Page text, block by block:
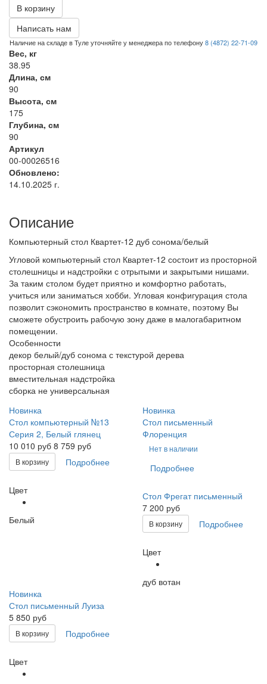
В корзину
Написать нам
Наличие на складе в Туле уточняйте у менеджера по телефону8 (4872) 22-71-09
Вес, кг
38.95
Длина, см
90
Высота, см
175
Глубина, см
90
Артикул
00-00026516
Обновлено:
14.10.2025 г.
Описание
Компьютерный стол Квартет-12 дуб сонома/белый
Угловой компьютерный стол Квартет-12 состоит из просторной
столешницы и надстройки с отрытыми и закрытыми нишами.
За таким столом будет приятно и комфортно работать,
учиться или заниматься хобби. Угловая конфигурация стола
позволит сэкономить пространство в комнате, поэтому Вы
сможете обустроить рабочую зону даже в малогабаритном
помещении.
Особенности
декор белый/дуб сонома с текстурой дерева
просторная столешница
вместительная надстройка
сборка не универсальная
Новинка
Стол компьютерный №13
Серия 2, Белый глянец
10 010 руб 8 759 руб
В корзину Подробнее
Цвет
Белый
Новинка
Стол письменный
Флоренция
Нет в наличии
Подробнее
Стол Фрегат письменный
7 200 руб
В корзину Подробнее
Цвет
дуб вотан
Новинка
Стол письменный Луиза
5 850 руб
В корзину Подробнее
Цвет